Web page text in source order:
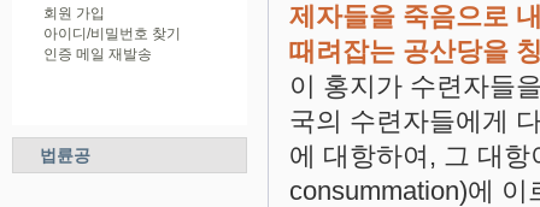
회원 가입
아이디/비밀번호 찾기
인증 메일 재발송
법륜공
제자들을 죽음으로
때려잡는 공산당을
이 홍지가 수련자들
국의 수련자들에게
에 대항하여, 그 대
consummation)에